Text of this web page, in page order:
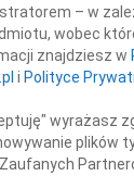
– w
wobec
znajdziesz w
iPolityce
wyrażasz
plików